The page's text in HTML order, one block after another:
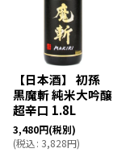
【日本酒】 初孫
黒魔斬 純米大吟醸
超辛口 1.8L
3,480円(税別)
(税込: 3,828円)